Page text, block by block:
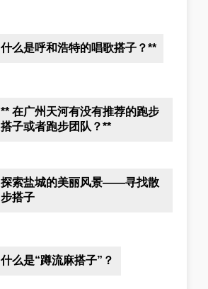
什么是呼和浩特的唱歌搭子？**
** 在广州天河有没有推荐的跑步
搭子或者跑步团队？**
探索盐城的美丽风景——寻找散
步搭子
什么是“蹲流麻搭子”？